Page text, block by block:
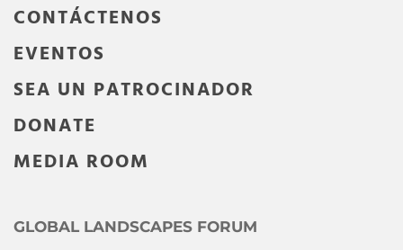
CONTÁCTENOS
EVENTOS
SEA UN PATROCINADOR
DONATE
MEDIA ROOM
GLOBAL LANDSCAPES FORUM